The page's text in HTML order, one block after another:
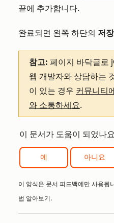
끝에 추가합니다.
완료되면 왼쪽 하단의 저
참고: 페이지 바닥글로
웹 개발자와 상담하는
이 있는 경우 커뮤니티
와 소통하세요.
이 문서가 도움이 되었나
예 아니요
이 양식은 문서 피드백에만 사용됩
법 알아보기.